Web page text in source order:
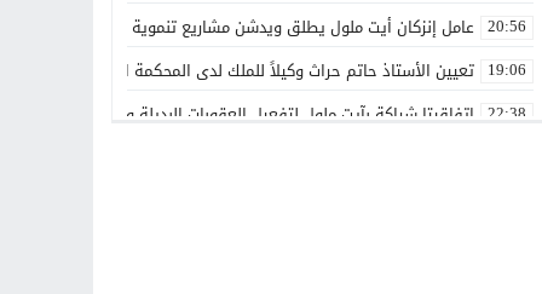
20:56 عامل إنزكان أيت ملول يطلق ويدشن مشاريع تنموية جديدة تخليداً للذكرى الـ27 لعيد العرش
19:06 تعيين الأستاذ حاتم حراث وكيلاً للملك لدى المحكمة الابتدائية بفاس
22:38 اتفاقيتا شراكة بآيت ملول لتفعيل العقوبات البديلة وتعزيز إعادة الإدماج